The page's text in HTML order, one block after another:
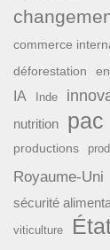
commerce
déforestation
IA Inde
nutrition pac
productions
Royaume-Uni
sécurité
viticulture